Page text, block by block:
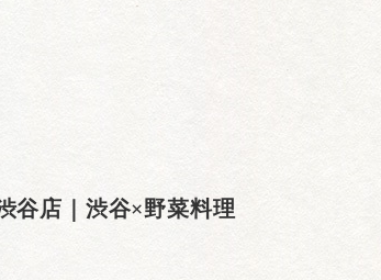
谷店｜渋谷×野菜料理